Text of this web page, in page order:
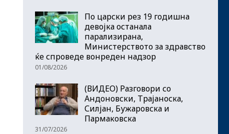
По царски рез 19 годишна
девојка останала
парализирана,
Министерството за здравство
ќе спроведе вонреден надзор
01/08/2026
(ВИДЕО) Разговори со
Андоновски, Трајаноска,
Силјан, Бужаровска и
Пармаковска
31/07/2026